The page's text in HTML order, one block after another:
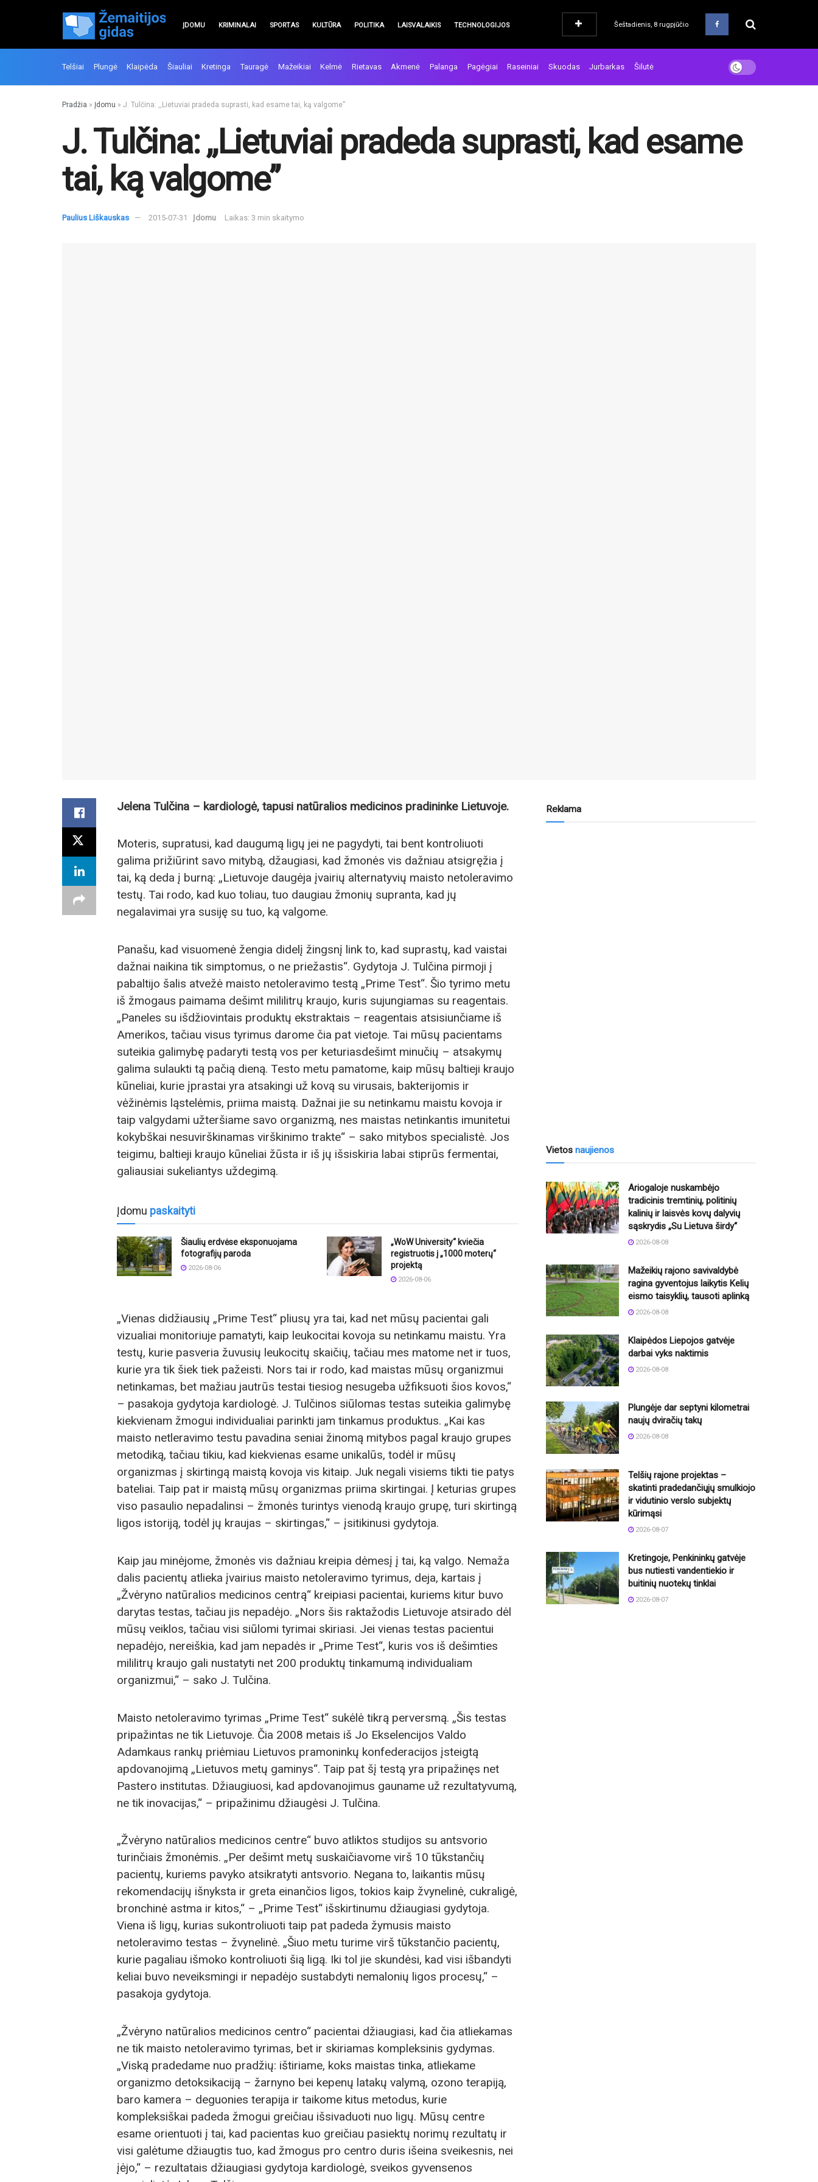
ĮDOMU KRIMINALAI SPORTAS KULTŪRA POLITIKA LAISVALAIKIS TECHNOLOGIJOS Šeštadienis, 8 rugpjūčio
Telšiai Plungė Klaipėda Šiauliai Kretinga Tauragė Mažeikiai Kelmė Rietavas Akmenė Palanga Pagėgiai Raseiniai Skuodas Jurbarkas Šilutė
Pradžia » Įdomu » J. Tulčina: ,,Lietuviai pradeda suprasti, kad esame tai, ką valgome”
J. Tulčina: ,,Lietuviai pradeda suprasti, kad esame
tai, ką valgome”
Paulius Liškauskas 2015-07-31 Įdomu Laikas: 3 min skaitymo
Jelena Tulčina – kardiologė, tapusi natūralios medicinos pradininke Lietuvoje.
Moteris, supratusi, kad daugumą ligų jei ne pagydyti, tai bent kontroliuoti
galima prižiūrint savo mitybą, džaugiasi, kad žmonės vis dažniau atsigręžia į
tai, ką deda į burną: „Lietuvoje daugėja įvairių alternatyvių maisto netoleravimo
testų. Tai rodo, kad kuo toliau, tuo daugiau žmonių supranta, kad jų
negalavimai yra susiję su tuo, ką valgome.
Panašu, kad visuomenė žengia didelį žingsnį link to, kad suprastų, kad vaistai
dažnai naikina tik simptomus, o ne priežastis“. Gydytoja J. Tulčina pirmoji į
pabaltijo šalis atvežė maisto netoleravimo testą „Prime Test“. Šio tyrimo metu
iš žmogaus paimama dešimt mililitrų kraujo, kuris sujungiamas su reagentais.
„Paneles su išdžiovintais produktų ekstraktais – reagentais atsisiunčiame iš
Amerikos, tačiau visus tyrimus darome čia pat vietoje. Tai mūsų pacientams
suteikia galimybę padaryti testą vos per keturiasdešimt minučių – atsakymų
galima sulaukti tą pačią dieną. Testo metu pamatome, kaip mūsų baltieji kraujo
kūneliai, kurie įprastai yra atsakingi už kovą su virusais, bakterijomis ir
vėžinėmis ląstelėmis, priima maistą. Dažnai jie su netinkamu maistu kovoja ir
taip valgydami užteršiame savo organizmą, nes maistas netinkantis imunitetui
kokybškai nesuvirškinamas virškinimo trakte“ – sako mitybos specialistė. Jos
teigimu, baltieji kraujo kūneliai žūsta ir iš jų išsiskiria labai stiprūs fermentai,
galiausiai sukeliantys uždegimą.
Įdomu paskaityti
Šiaulių erdvėse eksponuojama
fotografijų paroda
2026-08-06
„WoW University“ kviečia
registruotis į „1000 moterų“
projektą
2026-08-06
„Vienas didžiausių „Prime Test“ pliusų yra tai, kad net mūsų pacientai gali
vizualiai monitoriuje pamatyti, kaip leukocitai kovoja su netinkamu maistu. Yra
testų, kurie pasveria žuvusių leukocitų skaičių, tačiau mes matome net ir tuos,
kurie yra tik šiek tiek pažeisti. Nors tai ir rodo, kad maistas mūsų organizmui
netinkamas, bet mažiau jautrūs testai tiesiog nesugeba užfiksuoti šios kovos,“
– pasakoja gydytoja kardiologė. J. Tulčinos siūlomas testas suteikia galimybę
kiekvienam žmogui individualiai parinkti jam tinkamus produktus. „Kai kas
maisto netleravimo testu pavadina seniai žinomą mitybos pagal kraujo grupes
metodiką, tačiau tikiu, kad kiekvienas esame unikalūs, todėl ir mūsų
organizmas į skirtingą maistą kovoja vis kitaip. Juk negali visiems tikti tie patys
bateliai. Taip pat ir maistą mūsų organizmas priima skirtingai. Į keturias grupes
viso pasaulio nepadalinsi – žmonės turintys vienodą kraujo grupę, turi skirtingą
ligos istoriją, todėl jų kraujas – skirtingas,“ – įsitikinusi gydytoja.
Kaip jau minėjome, žmonės vis dažniau kreipia dėmesį į tai, ką valgo. Nemaža
dalis pacientų atlieka įvairius maisto netoleravimo tyrimus, deja, kartais į
„Žvėryno natūralios medicinos centrą“ kreipiasi pacientai, kuriems kitur buvo
darytas testas, tačiau jis nepadėjo. „Nors šis raktažodis Lietuvoje atsirado dėl
mūsų veiklos, tačiau visi siūlomi tyrimai skiriasi. Jei vienas testas pacientui
nepadėjo, nereiškia, kad jam nepadės ir „Prime Test“, kuris vos iš dešimties
mililitrų kraujo gali nustatyti net 200 produktų tinkamumą individualiam
organizmui,“ – sako J. Tulčina.
Maisto netoleravimo tyrimas „Prime Test“ sukėlė tikrą perversmą. „Šis testas
pripažintas ne tik Lietuvoje. Čia 2008 metais iš Jo Ekselencijos Valdo
Adamkaus rankų priėmiau Lietuvos pramoninkų konfederacijos įsteigtą
apdovanojimą „Lietuvos metų gaminys“. Taip pat šį testą yra pripažinęs net
Pastero institutas. Džiaugiuosi, kad apdovanojimus gauname už rezultatyvumą,
ne tik inovacijas,“ – pripažinimu džiaugėsi J. Tulčina.
„Žvėryno natūralios medicinos centre“ buvo atliktos studijos su antsvorio
turinčiais žmonėmis. „Per dešimt metų suskaičiavome virš 10 tūkstančių
pacientų, kuriems pavyko atsikratyti antsvorio. Negana to, laikantis mūsų
rekomendacijų išnyksta ir greta einančios ligos, tokios kaip žvynelinė, cukraligė,
bronchinė astma ir kitos,“ – „Prime Test“ išskirtinumu džiaugiasi gydytoja.
Viena iš ligų, kurias sukontroliuoti taip pat padeda žymusis maisto
netoleravimo testas – žvynelinė. „Šiuo metu turime virš tūkstančio pacientų,
kurie pagaliau išmoko kontroliuoti šią ligą. Iki tol jie skundėsi, kad visi išbandyti
keliai buvo neveiksmingi ir nepadėjo sustabdyti nemalonių ligos procesų,“ –
pasakoja gydytoja.
„Žvėryno natūralios medicinos centro“ pacientai džiaugiasi, kad čia atliekamas
ne tik maisto netoleravimo tyrimas, bet ir skiriamas kompleksinis gydymas.
„Viską pradedame nuo pradžių: ištiriame, koks maistas tinka, atliekame
organizmo detoksikaciją – žarnyno bei kepenų latakų valymą, ozono terapiją,
baro kamera – deguonies terapija ir taikome kitus metodus, kurie
kompleksiškai padeda žmogui greičiau išsivaduoti nuo ligų. Mūsų centre
esame orientuoti į tai, kad pacientas kuo greičiau pasiektų norimų rezultatų ir
visi galėtume džiaugtis tuo, kad žmogus pro centro duris išeina sveikesnis, nei
įėjo,“ – rezultatais džiaugiasi gydytoja kardiologė, sveikos gyvensenos
Reklama
Vietos naujienos
Ariogaloje nuskambėjo
tradicinis tremtinių, politinių
kalinių ir laisvės kovų dalyvių
sąskrydis „Su Lietuva širdy“
2026-08-08
Mažeikių rajono savivaldybė
ragina gyventojus laikytis Kelių
eismo taisyklių, tausoti aplinką
2026-08-08
Klaipėdos Liepojos gatvėje
darbai vyks naktimis
2026-08-08
Plungėje dar septyni kilometrai
naujų dviračių takų
2026-08-08
Telšių rajone projektas –
skatinti pradedančiųjų smulkiojo
ir vidutinio verslo subjektų
kūrimąsi
2026-08-07
Kretingoje, Penkininkų gatvėje
bus nutiesti vandentiekio ir
buitinių nuotekų tinklai
2026-08-07